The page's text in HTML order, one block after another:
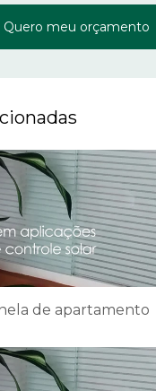
Quero meu orçamento
de apartamento